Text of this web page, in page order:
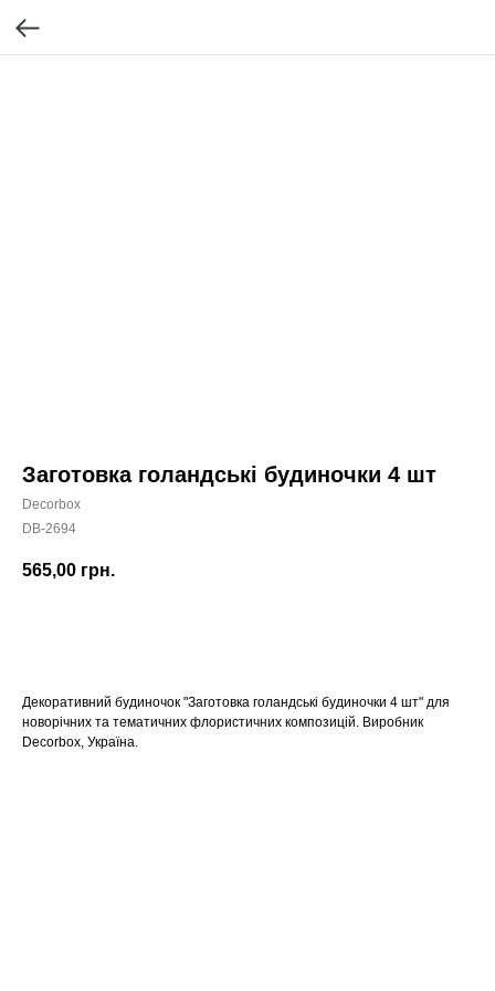
Заготовка голандські будиночки 4 шт
Decorbox
DB-2694
565,00 грн.
Декоративний будиночок "Заготовка голандські будиночки 4 шт" для
новорічних та тематичних флористичних композицій. Виробник
Decorbox, Україна.